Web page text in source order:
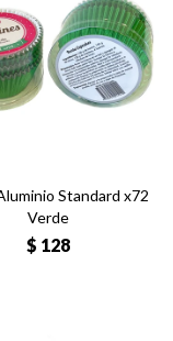
Standard x72
Verde
$ 128